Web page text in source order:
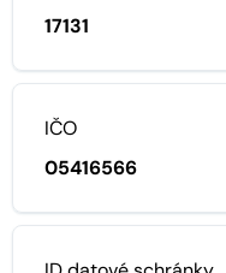
17131
IČO
05416566